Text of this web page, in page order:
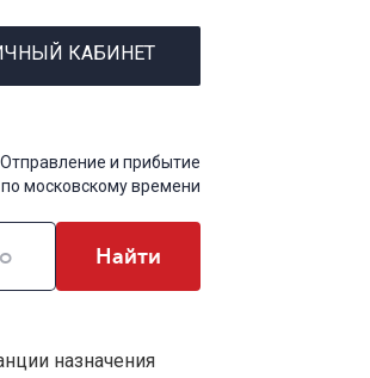
КАБИНЕТ
Отправление и прибытие
по московскому времени
Найти
назначения